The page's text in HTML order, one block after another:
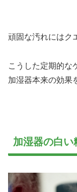
頑固な汚れにはク
こうした定期的な
加湿器本来の効果
加湿器の白